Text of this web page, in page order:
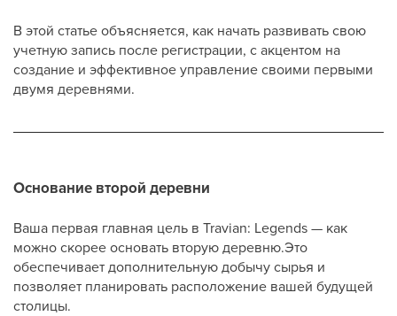
В этой статье объясняется, как начать развивать свою
учетную запись после регистрации, с акцентом на
создание и эффективное управление своими первыми
двумя деревнями.
Основание второй деревни
Ваша первая главная цель в Travian: Legends — как
можно скорее основать вторую деревню.Это
обеспечивает дополнительную добычу сырья и
позволяет планировать расположение вашей будущей
столицы.